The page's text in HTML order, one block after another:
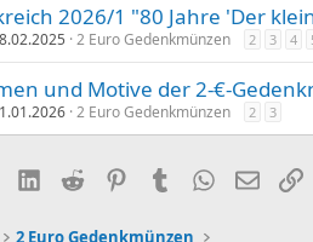
2026/1 "80 Jahre 'Der
2 Euro Gedenkmünzen 2 3 4
und Motive der 2-€-
2 Euro Gedenkmünzen 2 3
LinkedIn
Reddit PinterestTumblrWhatsApp
E-Mail
2 Euro Gedenkmünzen